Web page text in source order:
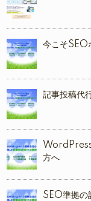
今こそSEO
記事投稿代
WordPress
方へ
SEO準拠の